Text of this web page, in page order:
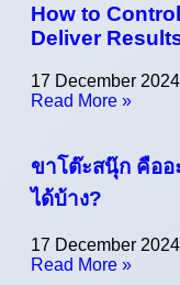
How to
Deliver
17 December 2024
Read More »
ขาโต๊ะสนุ๊ก คืออ
ได้บ้าง?
17 December 2024
Read More »